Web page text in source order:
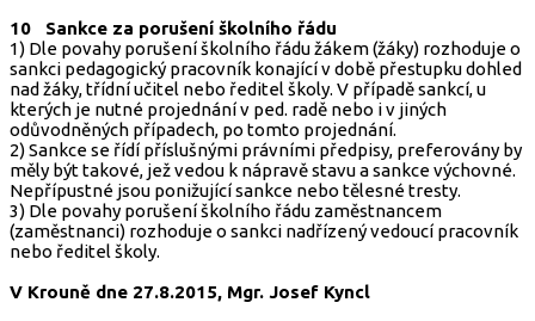
10 Sankce za porušení školního řádu
1) Dle povahy porušení školního řádu žákem (žáky) rozhoduje o
sankci pedagogický pracovník konající v době přestupku dohled
nad žáky, třídní učitel nebo ředitel školy. V případě sankcí, u
kterých je nutné projednání v ped. radě nebo i v jiných
odůvodněných případech, po tomto projednání.
2) Sankce se řídí příslušnými právními předpisy, preferovány by
měly být takové, jež vedou k nápravě stavu a sankce výchovné.
Nepřípustné jsou ponižující sankce nebo tělesné tresty.
3) Dle povahy porušení školního řádu zaměstnancem
(zaměstnanci) rozhoduje o sankci nadřízený vedoucí pracovník
nebo ředitel školy.
V Krouně dne 27.8.2015, Mgr. Josef Kyncl